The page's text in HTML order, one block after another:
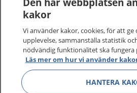
På 1177.se får du råd om hälsa
sjukdomar och vilka
Logga in för att läsa din journal
vårdärenden. Ring
sjukvårdsrådgivning dygnet runt.
1177 ger dig råd när du vill må
kakor
Vi använder kakor, cookies, för att
upplevelse, sammanställa statistik
nödvändig funktionalitet ska fungera
Läs mer om hur vi använder
HANTERA